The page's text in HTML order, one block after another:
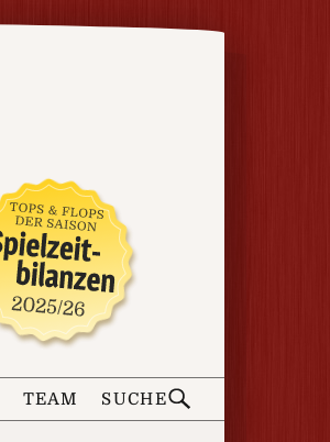
TEAM SUCHE